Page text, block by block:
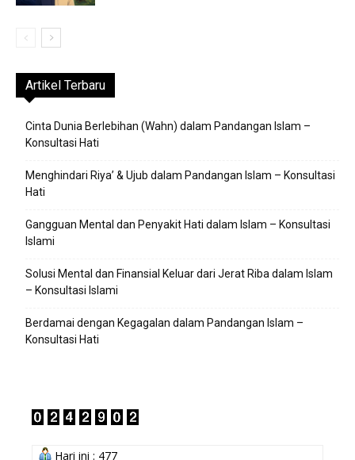
Artikel Terbaru
Cinta Dunia Berlebihan (Wahn) dalam Pandangan Islam –
Konsultasi Hati
Menghindari Riya’ & Ujub dalam Pandangan Islam – Konsultasi
Hati
Gangguan Mental dan Penyakit Hati dalam Islam – Konsultasi
Islami
Solusi Mental dan Finansial Keluar dari Jerat Riba dalam Islam
– Konsultasi Islami
Berdamai dengan Kegagalan dalam Pandangan Islam –
Konsultasi Hati
Hari ini : 477